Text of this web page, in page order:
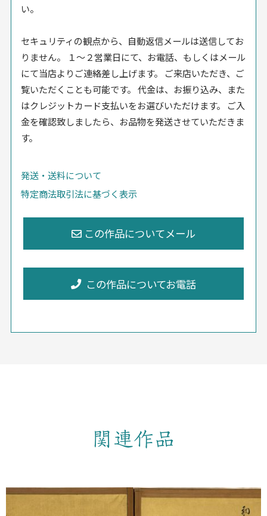
い。
セキュリティの観点から、自動返信メールは送信してお
りません。 １〜２営業日にて、お電話、もしくはメール
にて当店よりご連絡差し上げます。 ご来店いただき、ご
覧いただくことも可能です。 代金は、お振り込み、また
はクレジットカード支払いをお選びいただけます。 ご入
金を確認致しましたら、お品物を発送させていただきま
す。
発送・送料について
特定商法取引法に基づく表示
この作品についてお電話
関連作品